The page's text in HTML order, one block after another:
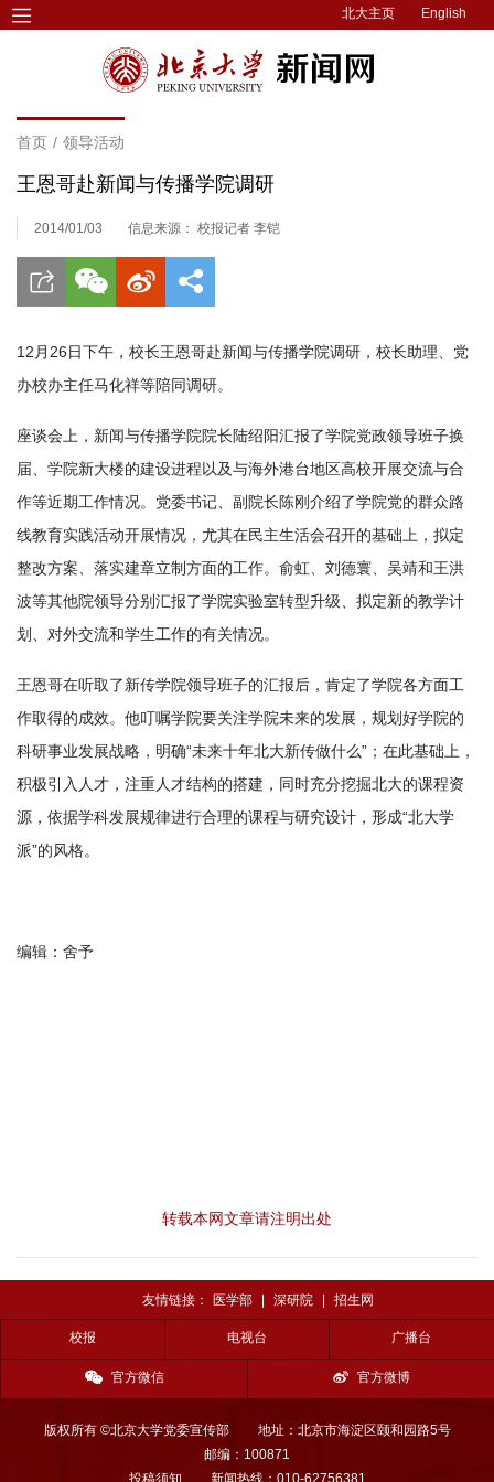
北大主页 English
首页 / 领导活动
王恩哥赴新闻与传播学院调研
2014/01/03 信息来源： 校报记者 李铠
12月26日下午，校长王恩哥赴新闻与传播学院调研，校长助理、党
办校办主任马化祥等陪同调研。
座谈会上，新闻与传播学院院长陆绍阳汇报了学院党政领导班子换
届、学院新大楼的建设进程以及与海外港台地区高校开展交流与合
作等近期工作情况。党委书记、副院长陈刚介绍了学院党的群众路
线教育实践活动开展情况，尤其在民主生活会召开的基础上，拟定
整改方案、落实建章立制方面的工作。俞虹、刘德寰、吴靖和王洪
波等其他院领导分别汇报了学院实验室转型升级、拟定新的教学计
划、对外交流和学生工作的有关情况。
王恩哥在听取了新传学院领导班子的汇报后，肯定了学院各方面工
作取得的成效。他叮嘱学院要关注学院未来的发展，规划好学院的
科研事业发展战略，明确“未来十年北大新传做什么”；在此基础上，
积极引入人才，注重人才结构的搭建，同时充分挖掘北大的课程资
源，依据学科发展规律进行合理的课程与研究设计，形成“北大学
派”的风格。
编辑：舍予
转载本网文章请注明出处
友情链接： 医学部 深研院 招生网
校报 电视台 广播台
官方微信 官方微博
版权所有 ©北京大学党委宣传部
地址：北京市海淀区颐和园路5号
邮编：100871
投稿须知
新闻热线：010-62756381